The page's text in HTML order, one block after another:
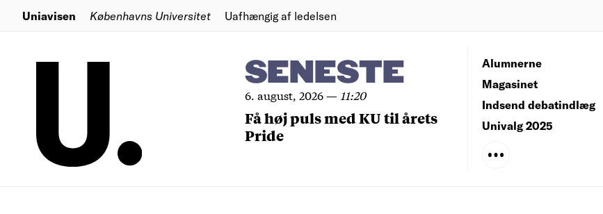
Uniavisen Københavns Universitet Uafhængig af ledelsen
SENESTE
6. august, 2026— 11:20
Få høj puls med KU til årets
Pride
Alumnerne
Magasinet
Indsend debatindlæg
Univalg 2025